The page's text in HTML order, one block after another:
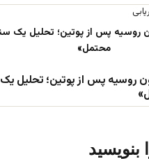
روسیه پس از پوتین؛ تحلیل یک
بنویسید